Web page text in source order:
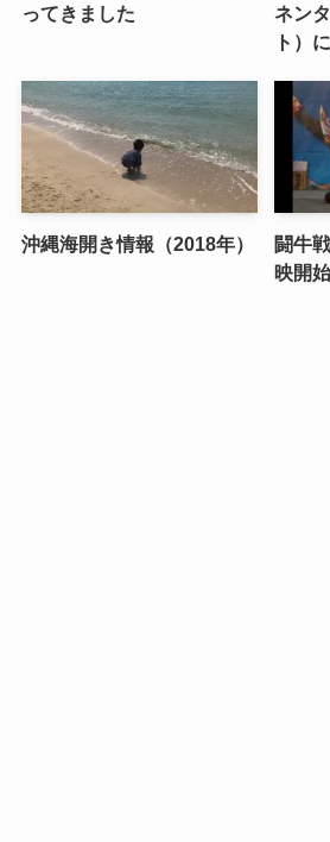
ってきました
ネン
ト）
沖縄海開き情報（2018年）
闘牛
映開始